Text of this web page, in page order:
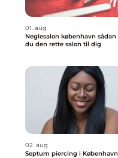
01. aug
Neglesalon københavn sådan finder
du den rette salon til dig
02. aug
Septum piercing i København